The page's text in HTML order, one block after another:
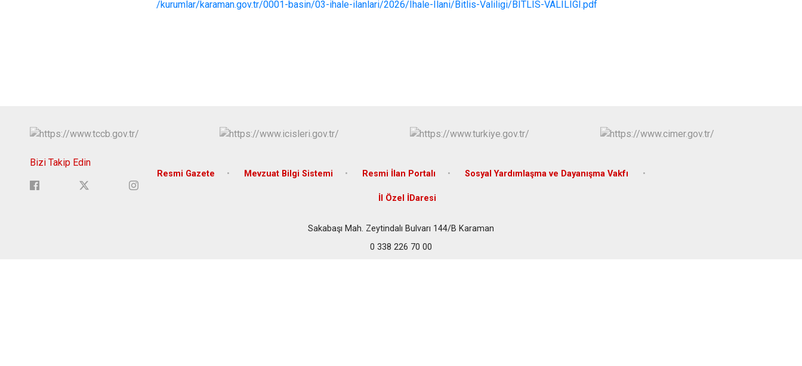
/kurumlar/karaman.gov.tr/0001-basin/03-ihale-ilanlari/2026/Ihale-Ilani/Bitlis-Valiligi/BITLIS-VALILIGI.pdf
Bizi Takip Edin
Resmi Gazete Mevzuat Bilgi Sistemi Resmi İlan Portalı Sosyal Yardımlaşma ve Dayanışma Vakfı
İl Özel İDaresi
Sakabaşı Mah. Zeytindalı Bulvarı 144/B Karaman
0 338 226 70 00